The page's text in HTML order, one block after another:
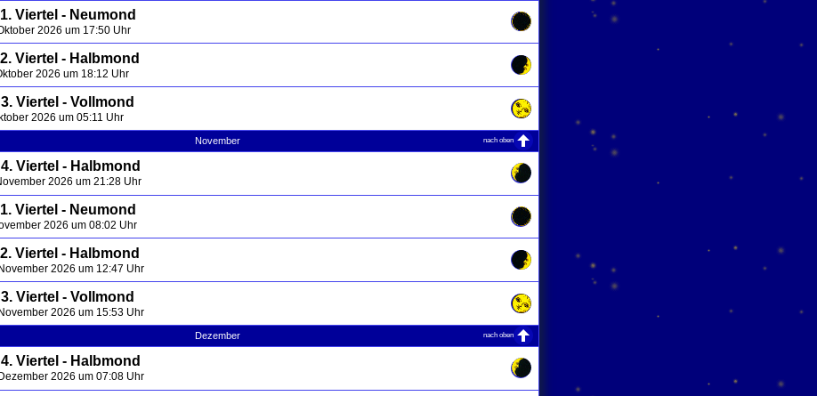
Viertel - Neumond
2026 um 17:50 Uhr
Viertel - Halbmond
2026 um 18:12 Uhr
Viertel - Vollmond
2026 um 05:11 Uhr
November nach oben
Viertel - Halbmond
2026 um 21:28 Uhr
Viertel - Neumond
2026 um 08:02 Uhr
Viertel - Halbmond
2026 um 12:47 Uhr
Viertel - Vollmond
2026 um 15:53 Uhr
Dezember nach oben
Viertel - Halbmond
2026 um 07:08 Uhr